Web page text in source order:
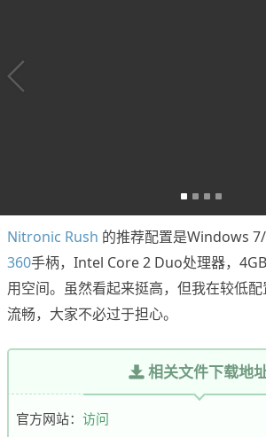
Nitronic Rush 的推荐配置是Windows 7/
360手柄，Intel Core 2 Duo处理器，
用空间。虽然看起来挺高，但我在较低
流畅，大家不必过于担心。
相关文件下载地
官方网站： 访问